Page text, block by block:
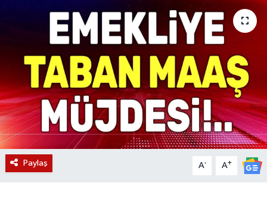
Paylaş A- A+
Etkinlikler